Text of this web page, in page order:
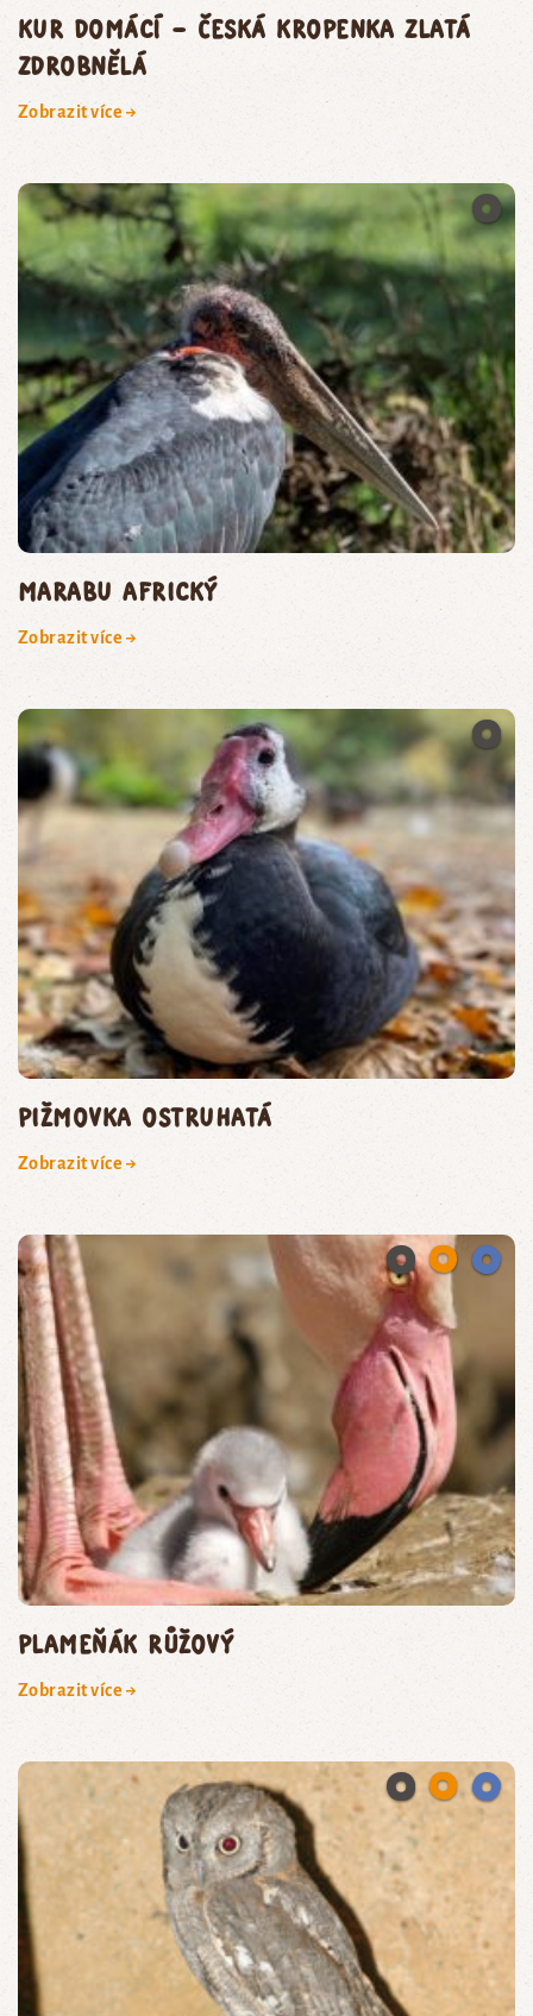
kur domácí – česká kropenka zlatá
zdrobnělá
Zobrazit více →
marabu africký
Zobrazit více →
pižmovka ostruhatá
Zobrazit více →
plameňák růžový
Zobrazit více →